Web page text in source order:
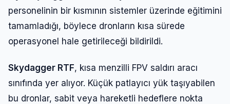
personelinin bir kısmının sistemler üzerinde eğitimini
tamamladığı, böylece dronların kısa sürede
operasyonel hale getirileceği bildirildi.
Skydagger RTF, kısa menzilli FPV saldırı aracı
sınıfında yer alıyor. Küçük patlayıcı yük taşıyabilen
bu dronlar, sabit veya hareketli hedeflere nokta